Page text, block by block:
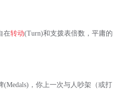
在转动(Turn)和支拨表倍数，平庸的
(Medals)，你上一次与人吵架（或打